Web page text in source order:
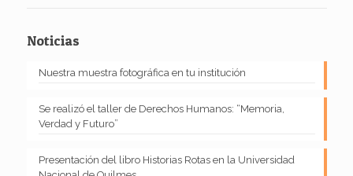
Noticias
Nuestra muestra fotográfica en tu institución
Se realizó el taller de Derechos Humanos: “Memoria,
Verdad y Futuro”
Presentación del libro Historias Rotas en la Universidad